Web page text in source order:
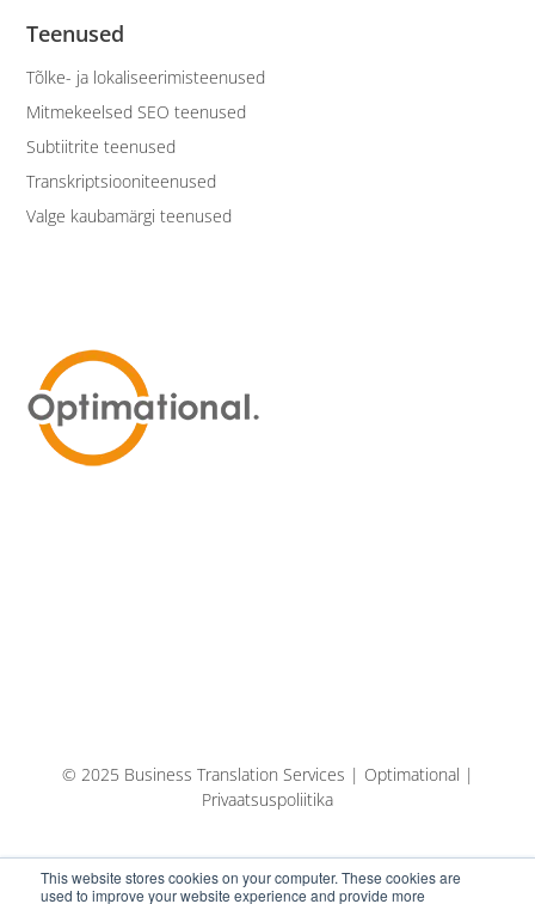
This website stores cookies on your computer. These cookies are
used to improve your website experience and provide more
Teenused
Tõlke- ja lokaliseerimisteenused
Mitmekeelsed SEO teenused
Subtiitrite teenused
Transkriptsiooniteenused
Valge kaubamärgi teenused
© 2025 Business Translation Services | Optimational |
Privaatsuspoliitika